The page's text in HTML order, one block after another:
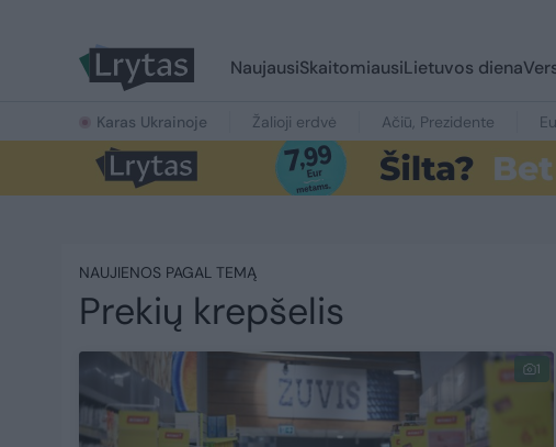
NaujausiSkaitomiausiLietuvos diena
Karas Ukrainoje Žalioji erdvė Ačiū, Prezidente
NAUJIENOS PAGAL TEMĄ
Prekių krepšelis
1